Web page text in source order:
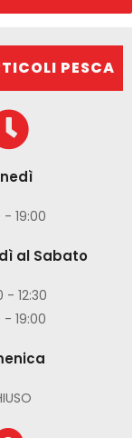
PESCA
- 19:00
al Sabato
- 12:30
- 19:00